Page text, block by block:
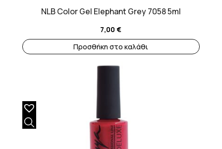
NLB Color Gel Elephant Grey 7058 5ml
7,00€
Προσθήκη στο καλάθι